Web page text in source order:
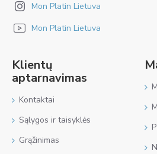
Mon Platin Lietuva
Mon Platin Lietuva
Klientų
aptarnavimas
Kontaktai
Sąlygos ir taisyklės
Grąžinimas